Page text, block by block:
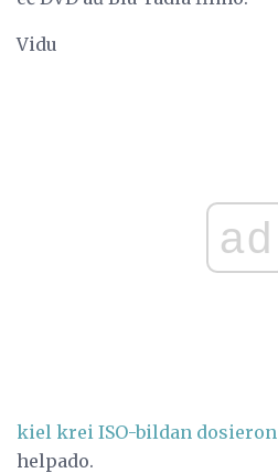
Vidu
ad
kiel krei ISO-bildan dosieron
helpado.